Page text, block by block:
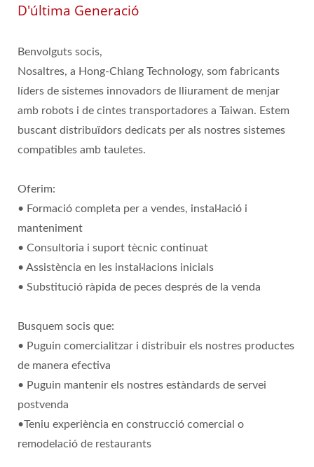
D'última Generació
Benvolguts socis,
Nosaltres, a Hong-Chiang Technology, som fabricants
líders de sistemes innovadors de lliurament de menjar
amb robots i de cintes transportadores a Taiwan. Estem
buscant distribuïdors dedicats per als nostres sistemes
compatibles amb tauletes.
Oferim:
• Formació completa per a vendes, instal·lació i
manteniment
• Consultoria i suport tècnic continuat
• Assistència en les instal·lacions inicials
• Substitució ràpida de peces després de la venda
Busquem socis que:
• Puguin comercialitzar i distribuir els nostres productes
de manera efectiva
• Puguin mantenir els nostres estàndards de servei
postvenda
•Teniu experiència en construcció comercial o
remodelació de restaurants